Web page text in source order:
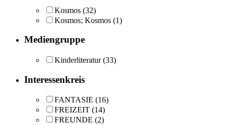
Kosmos (32)
Kosmos; Kosmos (1)
Mediengruppe
Kinderliteratur (33)
Interessenkreis
FANTASIE (16)
FREIZEIT (14)
FREUNDE (2)